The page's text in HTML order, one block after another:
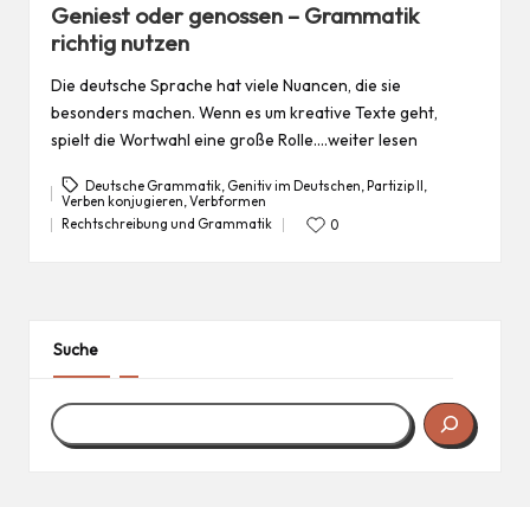
Geniest oder genossen – Grammatik
richtig nutzen
Die deutsche Sprache hat viele Nuancen, die sie
besonders machen. Wenn es um kreative Texte geht,
spielt die Wortwahl eine große Rolle.…weiter lesen
Tags:
Deutsche Grammatik, Genitiv im Deutschen, Partizip II ,
Verben konjugieren,Verbformen
Posted
Rechtschreibung und Grammatik 0
Suche